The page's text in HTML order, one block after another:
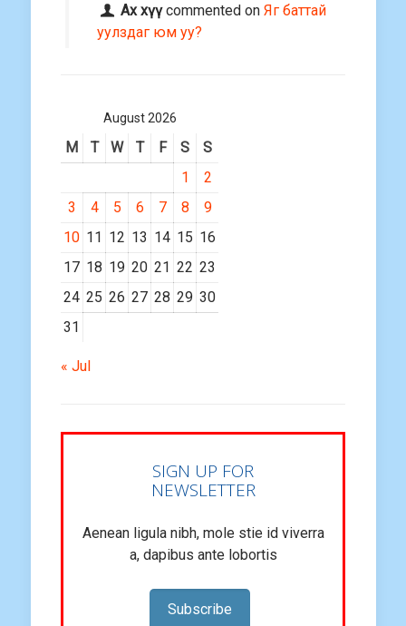
Ах хүүcommented onЯг баттай
уулздаг юм уу?
August 2026
M T W T F S
S
1
2
3
4 5 6 7 8
9
10 11 12 13 14 15 16
17 18 19 20 21 22 23
24 25 26 27 28 29 30
31
« Jul
SIGN UP FOR
NEWSLETTER
Aenean ligula nibh, mole stie id viverra
a, dapibus ante lobortis
Subscribe